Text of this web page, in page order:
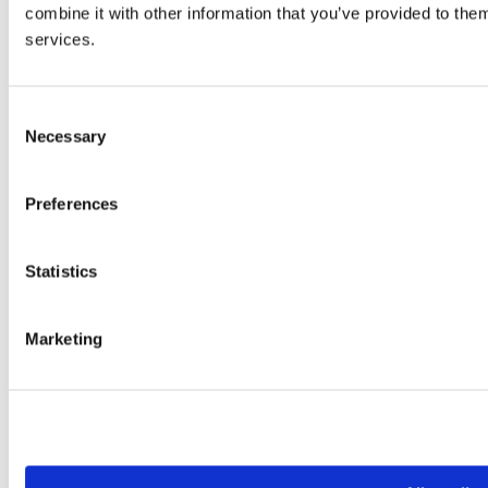
combine it with other information that you’ve provided to
services.
Selection
Necessary
Preferences
Statistics
Marketing